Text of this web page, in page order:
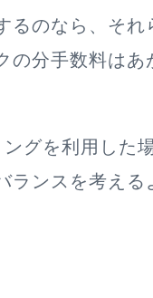
るのなら、それ
の分手数料はあ
グを利用した
ランスを考える